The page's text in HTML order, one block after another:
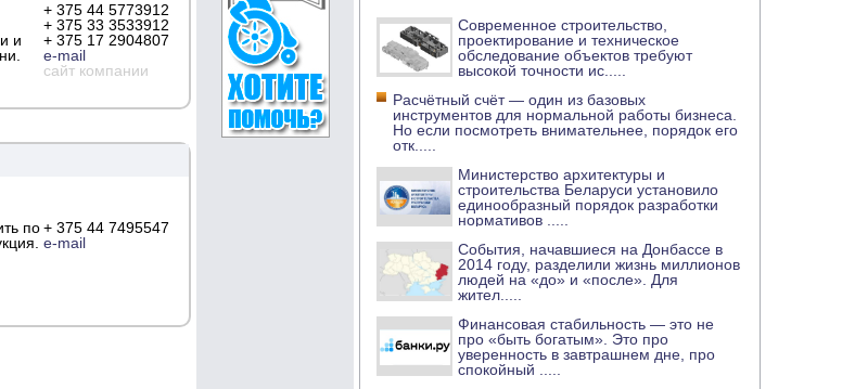
и
+ 375 44 5773912
+ 375 33 3533912
+ 375 17 2904807
e-mail
сайт компании
по+ 375 44 7495547
e-mail
Современное строительство,
проектирование и техническое
обследование объектов требуют
высокой точности ис
Расчётный счёт — один из базовых
инструментов для нормальной работы бизнеса.
Но если посмотреть внимательнее, порядок его
отк
Министерство архитектуры и
строительства Беларуси установило
единообразный порядок разработки
нормативов
События, начавшиеся на Донбассе в
2014 году, разделили жизнь миллионов
людей на «до» и «после». Для
жител
Финансовая стабильность — это не
про «быть богатым». Это про
уверенность в завтрашнем дне, про
спокойный